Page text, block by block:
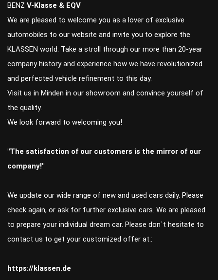
BENZ V-Klasse & EQV
We are pleased to welcome you as a lover of exclusive
automobiles to our website and invite you to explore the
KLASSEN world. Take a stroll through our more than 20-year
company history and experience how we have revolutionized
and perfected vehicle refinement to this day.
Visit us in Minden in our showroom and convince yourself of
the quality.
We look forward to welcoming you!
"The satisfaction of our customers is the mirror of our
company!"
We update our wide range of new and used cars daily. Please
check again, or ask for further exclusive cars. We are pleased
to prepare your individual dream car. Please don`t hesitate to
contact us to get your customized offer at.:
https://klassen.de